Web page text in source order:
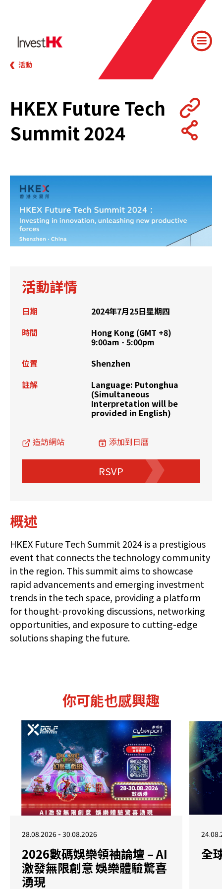
活動
HKEX Future Tech
Summit 2024
活動詳情
日期
2024年7月25日星期四
時間
Hong Kong (GMT +8)
9:00am - 5:00pm
位置
Shenzhen
註解
Language: Putonghua
(Simultaneous
Interpretation will be
provided in English)
造訪網站 添加到日曆
RSVP
概述
HKEX Future Tech Summit 2024 is a prestigious
event that connects the technology community
in the region. This summit aims to showcase
rapid advancements and emerging investment
trends in the tech space, providing a platform
for thought-provoking discussions, networking
opportunities, and exposure to cutting-edge
solutions shaping the future.
你可能也感興趣
28.08.2026 - 30.08.2026
2026數碼娛樂領袖論壇 – AI
激發無限創意 娛樂體驗驚喜
湧現
全